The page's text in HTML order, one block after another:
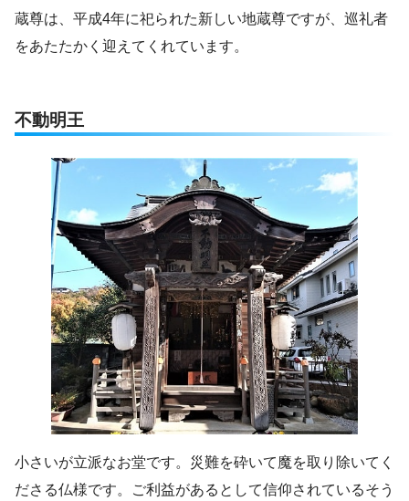
蔵尊は、平成4年に祀られた新しい地蔵尊ですが、巡礼者
をあたたかく迎えてくれています。
不動明王
小さいが立派なお堂です。災難を砕いて魔を取り除いてく
ださる仏様です。ご利益があるとして信仰されているそう